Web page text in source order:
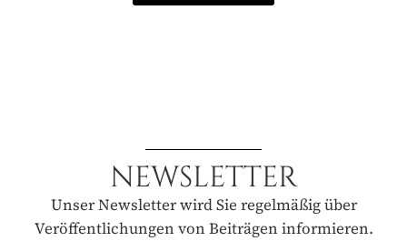
NEWSLETTER
Unser Newsletter wird Sie regelmäßig über
Veröffentlichungen von Beiträgen informieren.